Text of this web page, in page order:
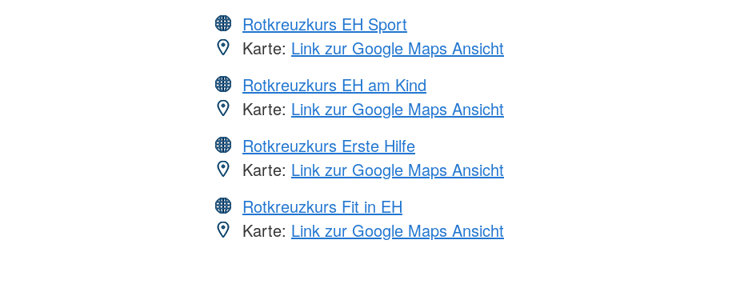
Rotkreuzkurs EH Sport
Karte: Link zur Google Maps Ansicht
Rotkreuzkurs EH am Kind
Karte: Link zur Google Maps Ansicht
Rotkreuzkurs Erste Hilfe
Karte: Link zur Google Maps Ansicht
Rotkreuzkurs Fit in EH
Karte: Link zur Google Maps Ansicht